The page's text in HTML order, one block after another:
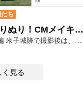
松江 宍道湖でぬりぬり！CMメイキング #ショート
米子城跡で撮影後は、松江の宍道湖へ
く見る
ち